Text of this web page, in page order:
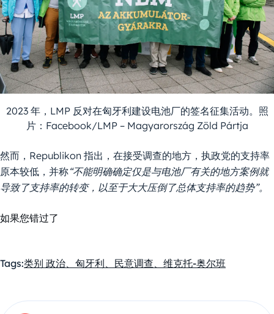
2023 年，LMP 反对在匈牙利建设电池厂的签名征集活动。照
片：Facebook/LMP – Magyarország Zöld Pártja
然而，Republikon 指出，在接受调查的地方，执政党的支持率
原本较低，并称“不能明确确定仅是与电池厂有关的地方案例就
导致了支持率的转变，以至于大大压倒了总体支持率的趋势”。
如果您错过了
Tags:类别 政治、匈牙利、民意调查、维克托-奥尔班